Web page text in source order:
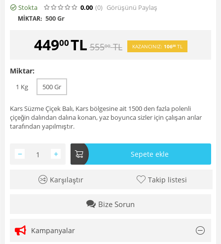
Stokta 0.00 (0) Görüşünü Paylaş
MIKTAR: 500 Gr
44900TL 55500 TL KAZANCINIZ: 10600TL
Miktar:
1 Kg 500 Gr
Kars Süzme Çiçek Balı, Kars bölgesine ait 1500 den fazla polenli
çiçeğin dalından dalına konan, yaz boyunca sizler için çalışan arılar
tarafından yapılmıştır.
+
− Sepete ekle
Karşılaştır Takip listesi
Bize Sorun
Kampanyalar